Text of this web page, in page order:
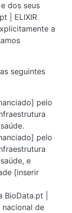
dos seus
| ELIXIR
a
seguintes
pelo
pelo
e
[inserir
|
nacional de